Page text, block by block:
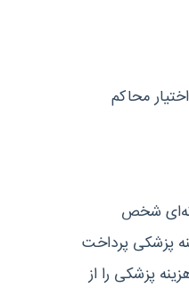
اختیار محاکم
شخص
پزشکی پرداخت
پزشکی را از